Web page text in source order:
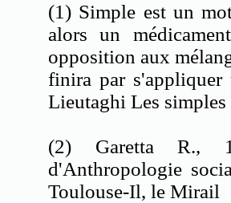
(1) Simple est un
alors un
opposition aux
finira par s'appliquer
Lieutaghi Les simples
(2) Garetta R.,
d'Anthropologie
Toulouse-Il, le Mirail